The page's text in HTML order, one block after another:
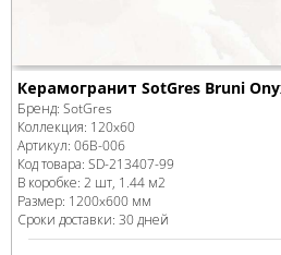
Керамогранит SotGres Bruni
Бренд: SotGres
Коллекция: 120x60
Артикул: 06B-006
Код товара: SD-213407-99
В коробке: 2 шт, 1.44 м2
Размер: 1200x600 мм
Сроки доставки: 30 дней